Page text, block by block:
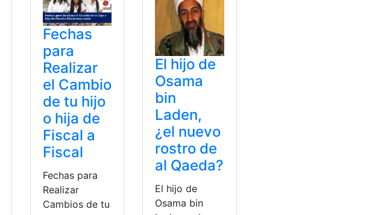
Fechas
para
Realizar
el Cambio
de tu hijo
o hija de
Fiscal a
Fiscal
Fechas para
Realizar
Cambios de tu
El hijo de
Osama
bin
Laden,
¿el nuevo
rostro de
al Qaeda?
El hijo de
Osama bin